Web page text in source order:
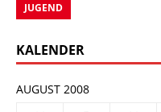
JUGEND
KALENDER
AUGUST 2008